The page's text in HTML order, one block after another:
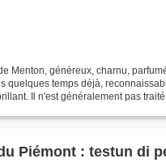
Menton, généreux, charnu,
quelques temps déjà,
Il n'est généralement pas
Piémont : testun di